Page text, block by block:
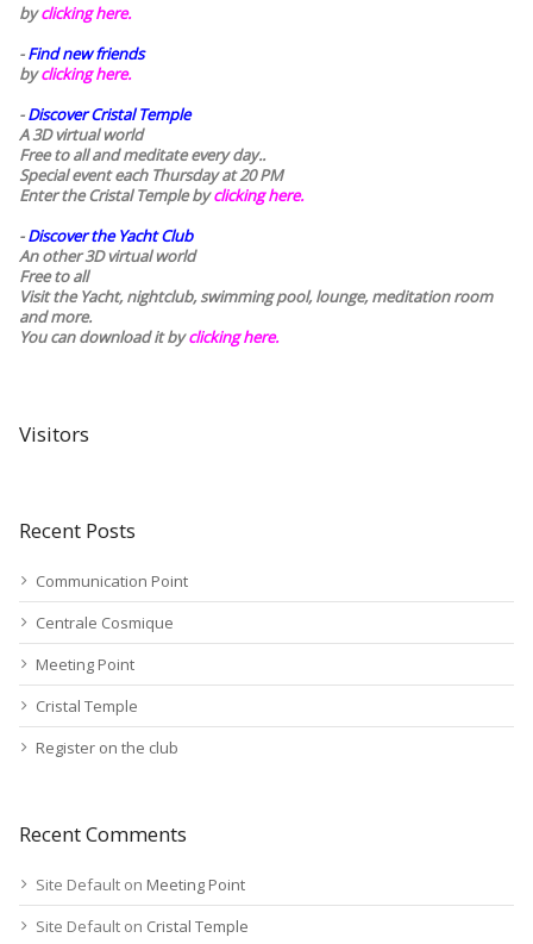
byclicking here.
-Find new friends
byclicking here.
-Discover Cristal Temple
A 3D virtual world
Free to all and meditate every day..
Special event each Thursday at 20 PM
Enter the Cristal Temple byclicking here.
-Discover the Yacht Club
An other 3D virtual world
Free to all
Visit the Yacht, nightclub, swimming pool, lounge, meditation room
and more.
You can download it byclicking here.
Visitors
Recent Posts
Communication Point
Centrale Cosmique
Meeting Point
Cristal Temple
Register on the club
Recent Comments
Site Default on Meeting Point
Site Default on Cristal Temple